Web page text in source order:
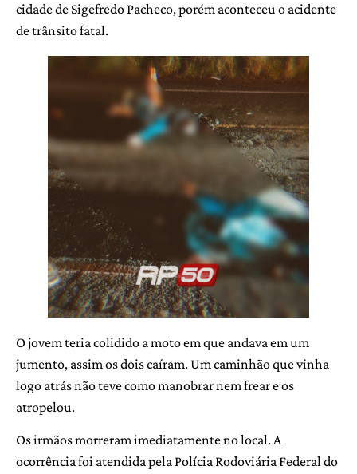
cidade de Sigefredo Pacheco, porém aconteceu o acidente
de trânsito fatal.
O jovem teria colidido a moto em que andava em um
jumento, assim os dois caíram. Um caminhão que vinha
logo atrás não teve como manobrar nem frear e os
atropelou.
Os irmãos morreram imediatamente no local. A
ocorrência foi atendida pela Polícia Rodoviária Federal do